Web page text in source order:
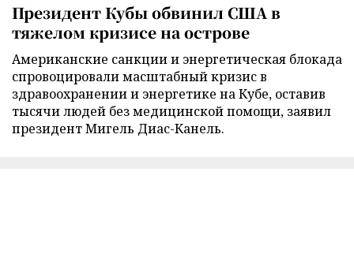
Президент Кубы обвинил США в
тяжелом кризисе на острове
Американские санкции и энергетическая блокада
спровоцировали масштабный кризис в
здравоохранении и энергетике на Кубе, оставив
тысячи людей без медицинской помощи, заявил
президент Мигель Диас-Канель.